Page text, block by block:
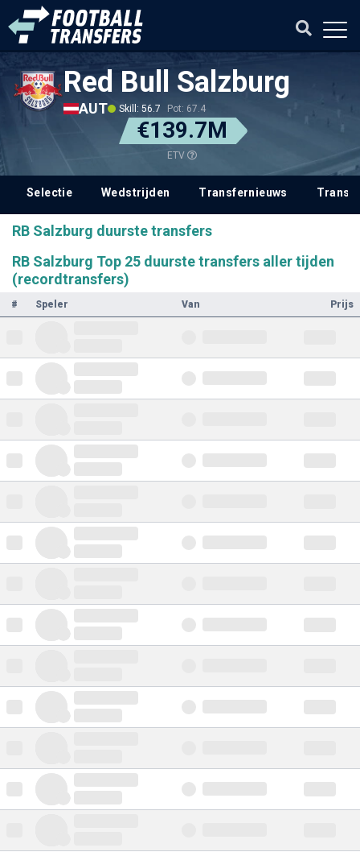
Red Bull Salzburg
AUT Skill: 56.7 Pot: 67.4
€139.7M
ETV
Selectie Wedstrijden Transfernieuws
RB Salzburg duurste transfers
RB Salzburg Top 25 duurste transfers aller tijden
(recordtransfers)
# Speler Van Prijs